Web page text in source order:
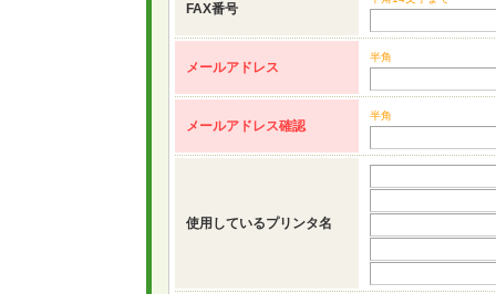
FAX番号
メールアドレス
半角
メールアドレス確認
半角
使用しているプリンタ名